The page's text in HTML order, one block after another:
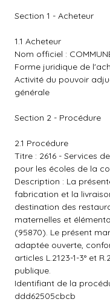
Section 1 - Acheteur
1.1 Acheteur
Nom officiel :
Forme juridique de
Activité du pouvoir
générale
Section 2 - Procédure
2.1 Procédure
Titre : 2616 - Services
pour les écoles de la
Description : La
fabrication et la
destination des
maternelles et
(95870). Le présent
adaptée ouverte,
articles L.2123-1-3° et
publique.
Identifiant de la
ddd62505cbcb